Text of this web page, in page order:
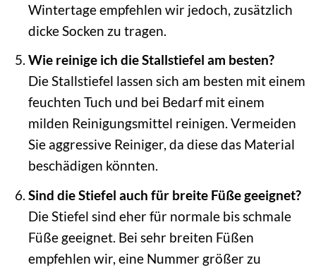
Wintertage empfehlen wir jedoch, zusätzlich
dicke Socken zu tragen.
Wie reinige ich die Stallstiefel am besten?
Die Stallstiefel lassen sich am besten mit einem
feuchten Tuch und bei Bedarf mit einem
milden Reinigungsmittel reinigen. Vermeiden
Sie aggressive Reiniger, da diese das Material
beschädigen könnten.
Sind die Stiefel auch für breite Füße geeignet?
Die Stiefel sind eher für normale bis schmale
Füße geeignet. Bei sehr breiten Füßen
empfehlen wir, eine Nummer größer zu